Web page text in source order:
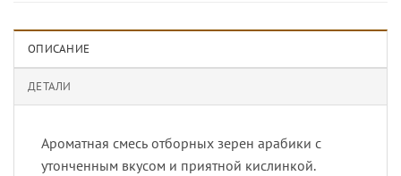
ОПИСАНИЕ
ДЕТАЛИ
Ароматная смесь отборных зерен арабики с
утонченным вкусом и приятной кислинкой.